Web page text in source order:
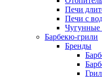
Печи
Печи с
Чугунные
Барбекю-грили
Бренды